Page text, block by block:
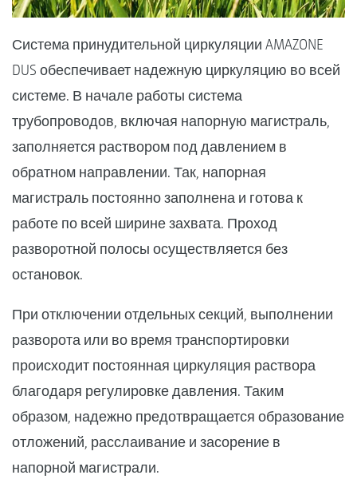
Система принудительной циркуляции AMAZONE
DUS обеспечивает надежную циркуляцию во всей
системе. В начале работы система
трубопроводов, включая напорную магистраль,
заполняется раствором под давлением в
обратном направлении. Так, напорная
магистраль постоянно заполнена и готова к
работе по всей ширине захвата. Проход
разворотной полосы осуществляется без
остановок.
При отключении отдельных секций, выполнении
разворота или во время транспортировки
происходит постоянная циркуляция раствора
благодаря регулировке давления. Таким
образом, надежно предотвращается образование
отложений, расслаивание и засорение в
напорной магистрали.